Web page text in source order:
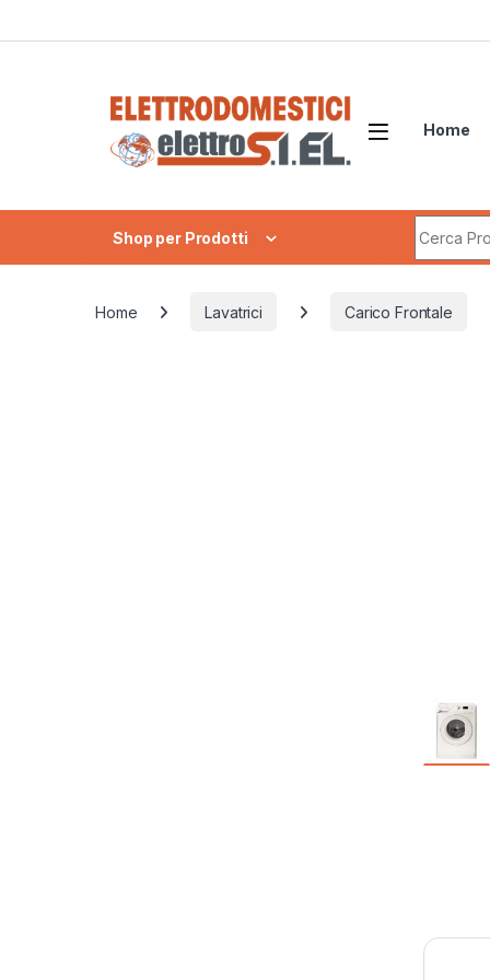
Home
Shop per Prodotti
Home Lavatrici Carico Frontale